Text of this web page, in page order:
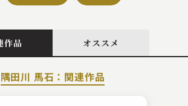
作品 オススメ
隅田川 馬石：関連作品